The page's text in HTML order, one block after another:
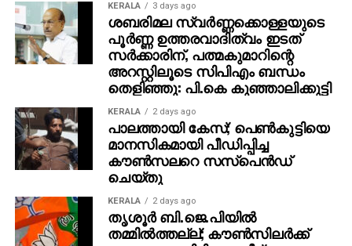
KERALA 3 days ago
ശബരിമല സ്വര്‍ണ്ണക്കൊള്ളയുടെ
പൂര്‍ണ്ണ ഉത്തരവാദിത്വം ഇടത്
സര്‍ക്കാരിന്, പത്മകുമാറിന്റെ
അറസ്റ്റിലൂടെ സിപിഎം ബന്ധം
തെളിഞ്ഞു: പി.കെ കുഞ്ഞാലിക്കുട്ടി
KERALA 2 days ago
പാലത്തായി കേസ്; പെൺകുട്ടിയെ
മാനസികമായി പീഡിപ്പിച്ച
കൗൺസലറെ സസ്പെൻഡ്
ചെയ്തു
KERALA 2 days ago
തൃശൂര്‍ ബി.ജെ.പിയില്‍
തമ്മില്‍ത്തല്ല്; കൗണ്‍സിലര്‍ക്ക്